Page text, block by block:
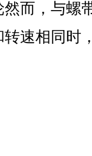
而，与螺
速相同时